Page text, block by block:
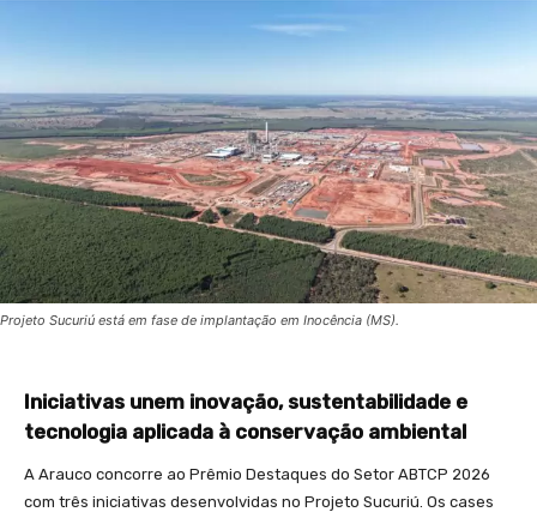
Projeto Sucuriú está em fase de implantação em Inocência (MS).
Iniciativas unem inovação, sustentabilidade e
tecnologia aplicada à conservação ambiental
A Arauco concorre ao Prêmio Destaques do Setor ABTCP 2026
com três iniciativas desenvolvidas no Projeto Sucuriú. Os cases